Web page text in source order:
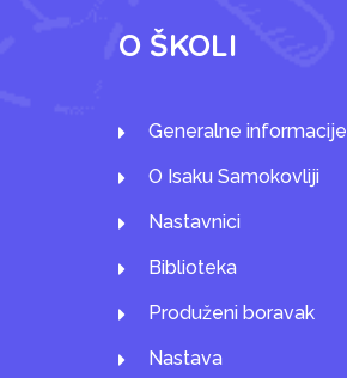
O ŠKOLI
Generalne informacije
O Isaku Samokovliji
Nastavnici
Biblioteka
Produženi boravak
Nastava